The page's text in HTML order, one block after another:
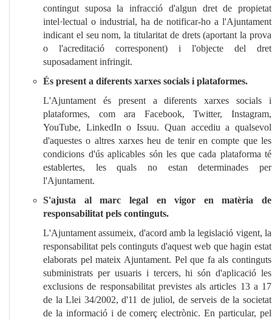
contingut suposa la infracció d'algun dret de propietat
intel·lectual o industrial, ha de notificar-ho a l'Ajuntament
indicant el seu nom, la titularitat de drets (aportant la prova
o l'acreditació corresponent) i l'objecte del dret
suposadament infringit.
És present a diferents xarxes socials i plataformes.
L'Ajuntament és present a diferents xarxes socials i
plataformes, com ara Facebook, Twitter, Instagram,
YouTube, LinkedIn o Issuu. Quan accediu a qualsevol
d'aquestes o altres xarxes heu de tenir en compte que les
condicions d'ús aplicables són les que cada plataforma té
establertes, les quals no estan determinades per
l'Ajuntament.
S'ajusta al marc legal en vigor en matèria de
responsabilitat pels continguts.
L'Ajuntament assumeix, d'acord amb la legislació vigent, la
responsabilitat pels continguts d'aquest web que hagin estat
elaborats pel mateix Ajuntament. Pel que fa als continguts
subministrats per usuaris i tercers, hi són d'aplicació les
exclusions de responsabilitat previstes als articles 13 a 17
de la Llei 34/2002, d'11 de juliol, de serveis de la societat
de la informació i de comerç electrònic. En particular, pel